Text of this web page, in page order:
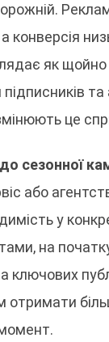
конверсія
як
це
сезонної
або
у
на
ключових
отримати